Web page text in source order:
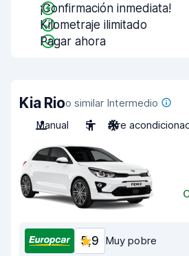
¡Confirmación inmediata!
Kilometraje ilimitado
Pagar ahora
Kia Rioo similar Intermedio
Manual
5 Aire
5,9 Muy pobre